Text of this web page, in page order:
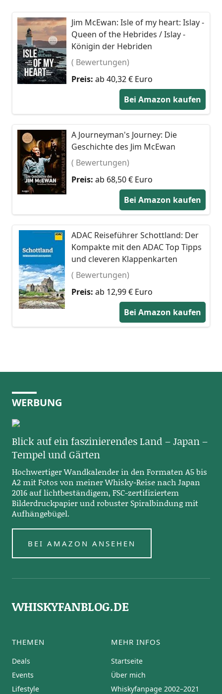
Jim McEwan: Isle of my heart: Islay -
Queen of the Hebrides / Islay -
Königin der Hebriden
( Bewertungen)
Preis: ab 40,32 € Euro
Bei Amazon kaufen
A Journeyman's Journey: Die
Geschichte des Jim McEwan
( Bewertungen)
Preis: ab 68,50 € Euro
Bei Amazon kaufen
ADAC Reiseführer Schottland: Der
Kompakte mit den ADAC Top Tipps
und cleveren Klappenkarten
( Bewertungen)
Preis: ab 12,99 € Euro
Bei Amazon kaufen
WERBUNG
Blick auf ein faszinierendes Land – Japan –
Tempel und Gärten
Hochwertiger Wandkalender in den Formaten A5 bis
A2 mit Fotos von meiner Whisky-Reise nach Japan
2016 auf lichtbeständigem, FSC-zertifiziertem
Bilderdruckpapier und robuster Spiralbindung mit
Aufhängebügel.
BEI AMAZON ANSEHEN
WHISKYFANBLOG.DE
THEMEN
Deals
Events
Lifestyle
MEHR INFOS
Startseite
Über mich
Whiskyfanpage 2002–2021